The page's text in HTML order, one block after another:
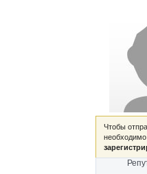
Чтобы
необходимо